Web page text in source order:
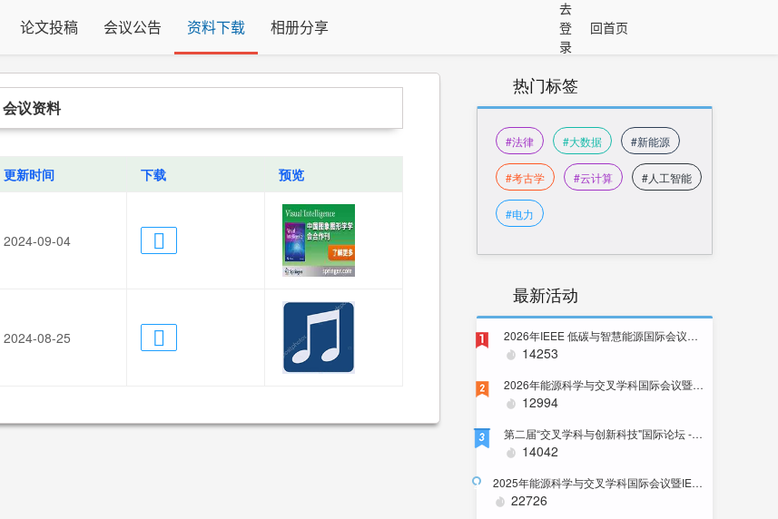
论文投稿 会议公告 资料下载 相册分享
去
登
录
回首页
会议资料
更新时间 下载 预览
2024-09-04
2024-08-25
热门标签
#法律 #大数据 #新能源
#考古学 #云计算 #人工智能
#电力
最新活动
1 2026年IEEE 低碳与智慧能源国际会议（ICLCSE 2026）
14253
2 2026年能源科学与交叉学科国际会议暨IEEE PES 中国卫星技术委员会SBLC年会
12994
3 第二届“交叉学科与创新科技"国际论坛 -中国.厦门-2025-12-21
14042
4 2025年能源科学与交叉学科国际会议暨IEEE PES 中国卫星技术委员会SBLC年会
22726